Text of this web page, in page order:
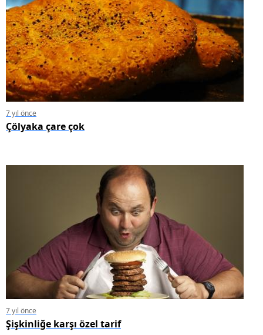
7 yıl önce
Çölyaka çare çok
7 yıl önce
Şişkinliğe karşı özel tarif